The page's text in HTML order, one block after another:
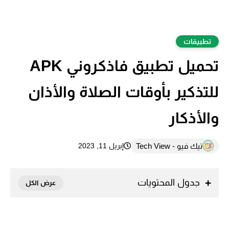
تطبيقات
تحميل تطبيق فاذكروني APK
للتذكير بأوقات الصلاة والأذان
والأذكار
تيك فيو - Tech View إبريل 11, 2023
جدول المحتويات